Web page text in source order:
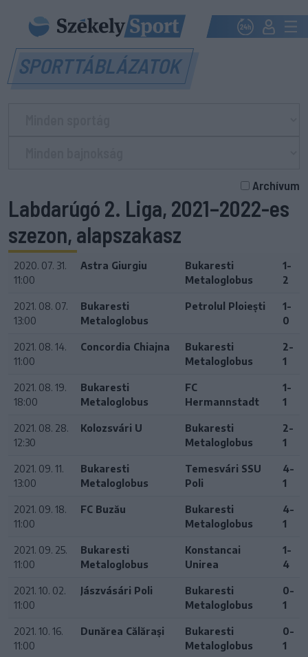
SPORTTÁBLÁZATOK
Archívum
Labdarúgó 2. Liga, 2021–2022-es
szezon, alapszakasz
2020. 07. 31.
11:00
Astra Giurgiu
Bukaresti
Metaloglobus
1-
2
2021. 08. 07.
13:00
Bukaresti
Metaloglobus
Petrolul Ploiești
1-
0
2021. 08. 14.
11:00
Concordia Chiajna
Bukaresti
Metaloglobus
2-
1
2021. 08. 19.
18:00
Bukaresti
Metaloglobus
FC
Hermannstadt
1-
1
2021. 08. 28.
12:30
Kolozsvári U
Bukaresti
Metaloglobus
2-
1
2021. 09. 11.
13:00
Bukaresti
Metaloglobus
Temesvári SSU
Poli
4-
1
2021. 09. 18.
11:00
FC Buzău
Bukaresti
Metaloglobus
4-
1
2021. 09. 25.
11:00
Bukaresti
Metaloglobus
Konstancai
Unirea
1-
4
2021. 10. 02.
11:00
Jászvásári Poli
Bukaresti
Metaloglobus
0-
1
2021. 10. 16.
11:00
Dunărea Călărași
Bukaresti
Metaloglobus
0-
1